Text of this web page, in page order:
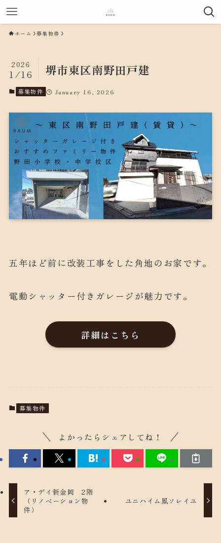
ホーム 募集物件
堺市東区南野田戸建
2026
1/16
募集物件 January 16, 2026
五年ほど前に改装工事をした角地のお家です。
電動シャッター付きガレージが魅力です。
詳細はこちら
募集物件
よかったらシェアしてね！
ア・デイ新金岡 2階
（リノベーション物
件）
ユニハイム鳳ソレイユ